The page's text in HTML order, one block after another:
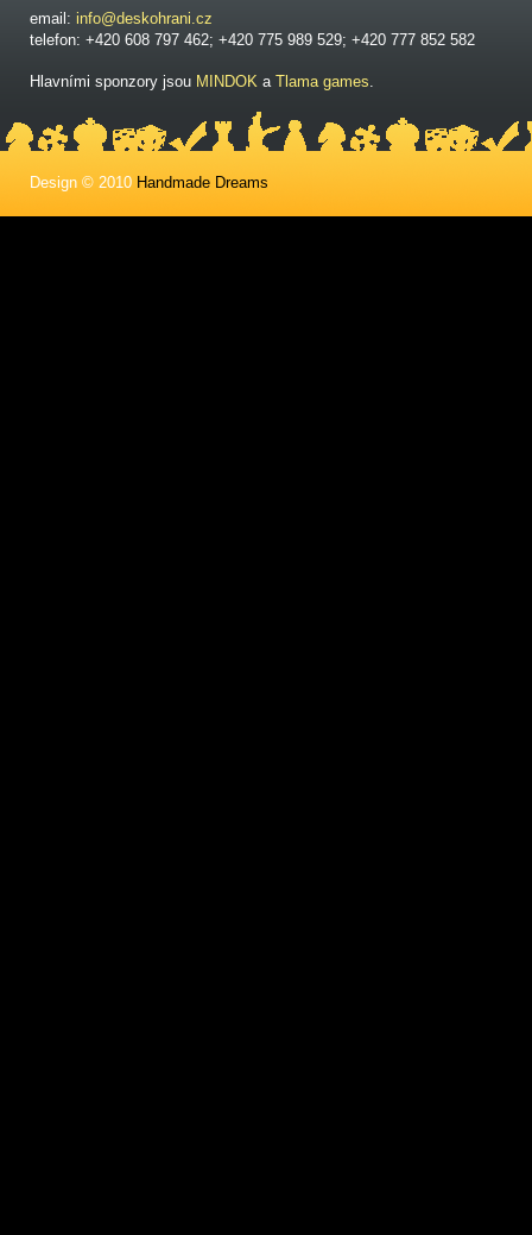
email: info@deskohrani.cz
telefon: +420 608 797 462; +420 775 989 529; +420 777 852 582
Hlavními sponzory jsou MINDOK a Tlama games.
Design © 2010 Handmade Dreams